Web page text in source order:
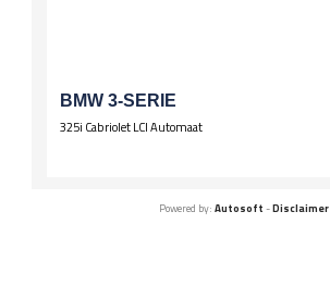
BMW 3-SERIE
325i Cabriolet LCI Automaat
Powered by: Autosoft -Disclaimer